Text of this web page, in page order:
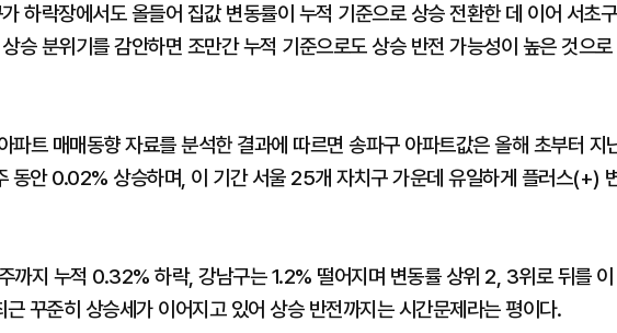
하락장에서도 올들어 집값 변동률이 누적 기준으로 상승 전환한 데 이어 서초구
승 분위기를 감안하면 조만간 누적 기준으로도 상승 반전 가능성이 높은 것으로
파트 매매동향 자료를 분석한 결과에 따르면 송파구 아파트값은 올해 초부터 지
안 0.02% 상승하며, 이 기간 서울 25개 자치구 가운데 유일하게 플러스(+)
까지 누적 0.32% 하락, 강남구는 1.2% 떨어지며 변동률 상위 2, 3위로 뒤를 이
꾸준히 상승세가 이어지고 있어 상승 반전까지는 시간문제라는 평이다.